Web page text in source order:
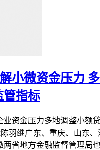
小微资金压力
管指标
业资金压力多地调整小额
羽继广东、重庆、山东、
两省地方金融监督管理局